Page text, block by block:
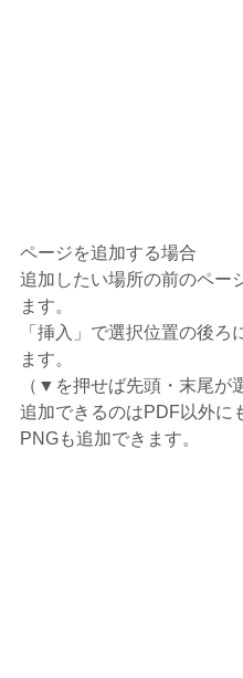
ページを追加する場合
追加したい場所の前のペー
ます。
「挿入」で選択位置の後ろ
ます。
（▼を押せば先頭・末尾が
追加できるのはPDF以外に
PNGも追加できます。